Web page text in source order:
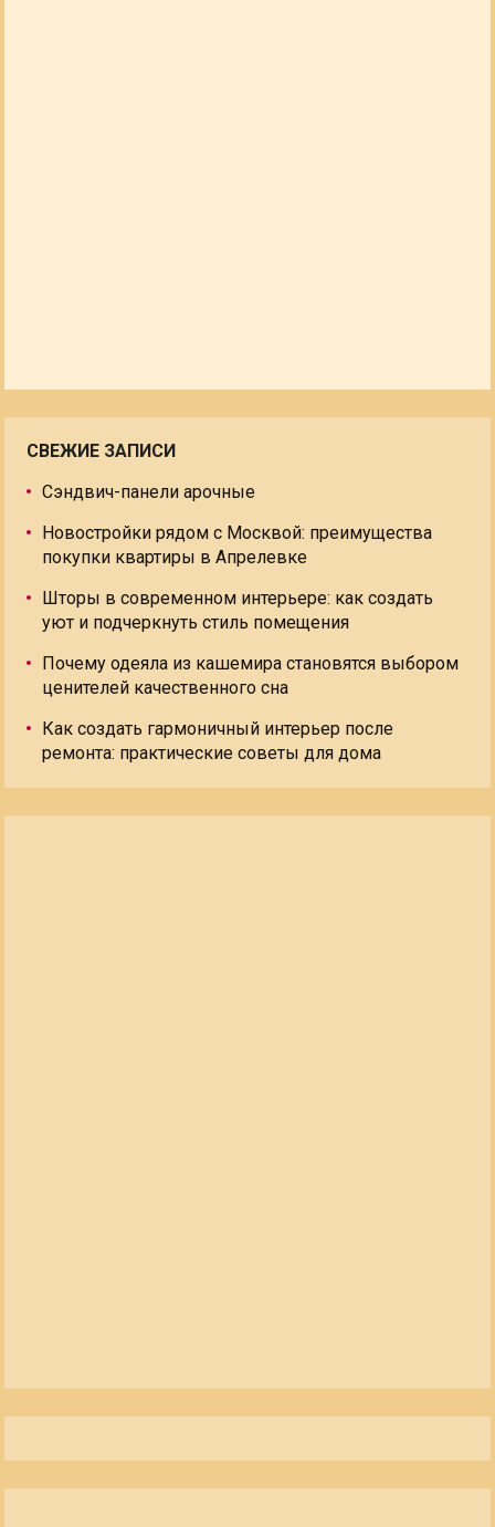
СВЕЖИЕ ЗАПИСИ
Сэндвич-панели арочные
Новостройки рядом с Москвой: преимущества
покупки квартиры в Апрелевке
Шторы в современном интерьере: как создать
уют и подчеркнуть стиль помещения
Почему одеяла из кашемира становятся выбором
ценителей качественного сна
Как создать гармоничный интерьер после
ремонта: практические советы для дома